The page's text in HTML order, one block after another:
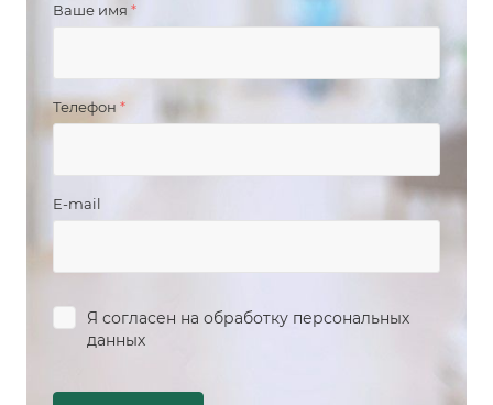
Ваше имя *
Телефон *
E-mail
Я согласен на обработку персональных
данных